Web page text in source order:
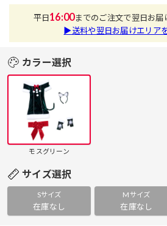
平日16:00までのご注文で翌日お届
▶送料や翌日お届けエリア
カラー選択
モスグリーン
サイズ選択
Sサイズ
在庫なし
Mサイズ
在庫なし